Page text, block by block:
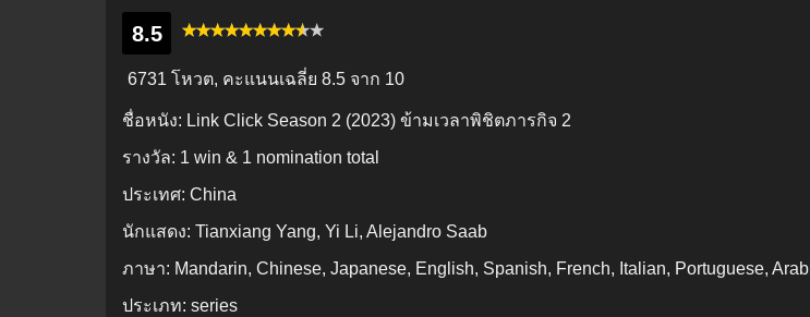
8.5
6731 โหวต, คะแนนเฉลี่ย 8.5 จาก 10
ชื่อหนัง: Link Click Season 2 (2023) ข้ามเวลาพิชิตภารกิจ 2
รางวัล: 1 win & 1 nomination total
ประเทศ: China
นักแสดง: Tianxiang Yang, Yi Li, Alejandro Saab
ภาษา: Mandarin, Chinese, Japanese, English, Spanish, French, Italian, Portuguese,
ประเภท: series